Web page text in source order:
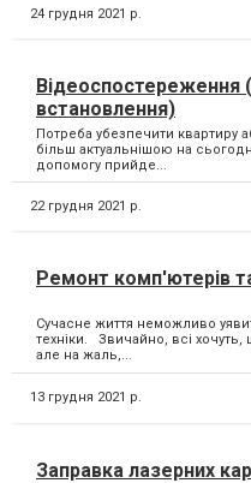
24 грудня 2021 р.
Відеоспостереження
встановлення)
Потреба убезпечити квартиру
більш актуальнішою на
допомогу прийде...
22 грудня 2021 р.
Ремонт комп'ютерів
Сучасне життя неможливо
техніки. Звичайно, всі
але на жаль,...
13 грудня 2021 р.
Заправка лазерних